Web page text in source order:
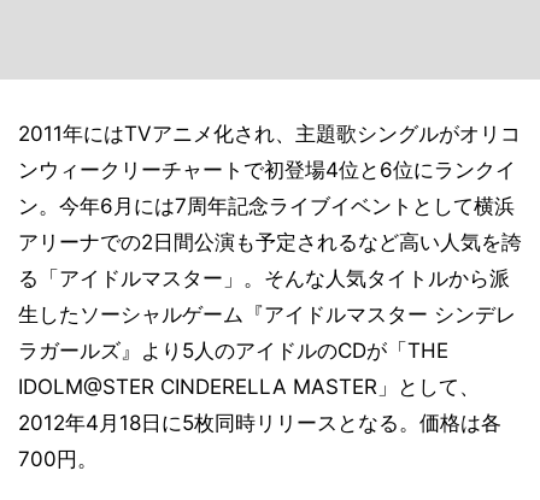
2011年にはTVアニメ化され、主題歌シングルがオリコ
ンウィークリーチャートで初登場4位と6位にランクイ
ン。今年6月には7周年記念ライブイベントとして横浜
アリーナでの2日間公演も予定されるなど高い人気を誇
る「アイドルマスター」。そんな人気タイトルから派
生したソーシャルゲーム『アイドルマスター シンデレ
ラガールズ』より5人のアイドルのCDが「THE
IDOLM@STER CINDERELLA MASTER」として、
2012年4月18日に5枚同時リリースとなる。価格は各
700円。